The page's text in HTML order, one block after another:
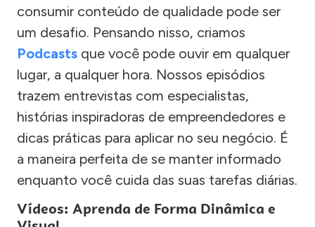
consumir conteúdo de qualidade pode ser
um desafio. Pensando nisso, criamos
Podcasts que você pode ouvir em qualquer
lugar, a qualquer hora. Nossos episódios
trazem entrevistas com especialistas,
histórias inspiradoras de empreendedores e
dicas práticas para aplicar no seu negócio. É
a maneira perfeita de se manter informado
enquanto você cuida das suas tarefas diárias.
Vídeos: Aprenda de Forma Dinâmica e